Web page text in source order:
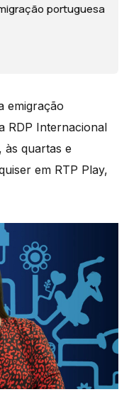
portuguesa
emigração
RDP Internacional
às quartas e
em RTP Play,